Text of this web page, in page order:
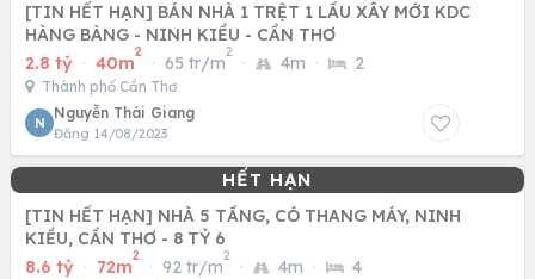
[TIN HẾT HẠN] BÁN NHÀ 1 TRỆT 1 LẦU XÂY MỚI KDC
HÀNG BÀNG - NINH KIỀU - CẦN THƠ
2.8 tỷ · 40m
2
· 65 tr/m
2
· 4m · 2
Thành phố Cần Thơ
N
Nguyễn Thái Giang
Đăng 14/08/2023
[TIN HẾT HẠN] NHÀ 5 TẦNG, CÓ THANG MÁY, NINH
KIỀU, CẦN THƠ - 8 TỶ 6
8.6 tỷ · 72m
2
· 92 tr/m
2
· 4m · 4